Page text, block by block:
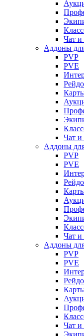
Чат и
Аддоны
PVP
PVE
Чат и
Аддоны
PVP
PVE
Чат и
Аддоны
PVP
PVE
Чат и